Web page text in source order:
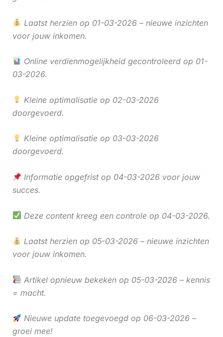
Laatst herzien op 01-03-2026 – nieuwe inzichten
voor jouw inkomen.
Online verdienmogelijkheid gecontroleerd op 01-
03-2026.
Kleine optimalisatie op 02-03-2026
doorgevoerd.
Kleine optimalisatie op 03-03-2026
doorgevoerd.
Informatie opgefrist op 04-03-2026 voor jouw
succes.
Deze content kreeg een controle op 04-03-2026.
Laatst herzien op 05-03-2026 – nieuwe inzichten
voor jouw inkomen.
Artikel opnieuw bekeken op 05-03-2026 – kennis
= macht.
Nieuwe update toegevoegd op 06-03-2026 –
groei mee!